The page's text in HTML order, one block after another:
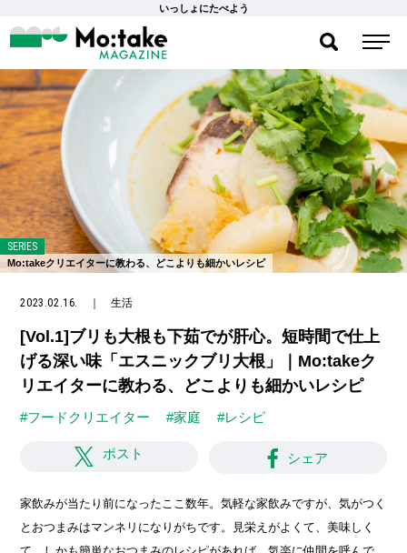
いっしょにたべよう
SERIES
Mo:takeクリエイターに教わる、どこよりも細かいレシピ
2023.02.16. ｜生活
[Vol.1]ブリも大根も下茹でが肝心。短時間で仕上
げる深い味「エスニックブリ大根」｜Mo:takeク
リエイターに教わる、どこよりも細かいレシピ
#フードクリエイター #家庭 #レシピ
ポスト シェア
家飲みが当たり前になったここ数年。気軽な家飲みですが、気がつく
とおつまみはマンネリになりがちです。見栄えがよくて、美味しく